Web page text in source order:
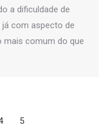
a dificuldade de
com aspecto de
mais comum do que
5